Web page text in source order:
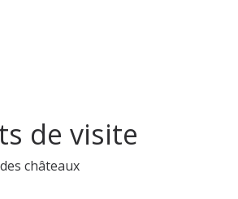
de visite
châteaux